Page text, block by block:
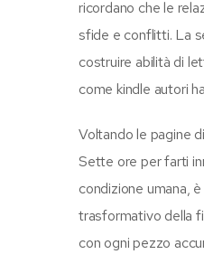
ricordano che le
sfide e conflitti. La
costruire abilità di
come kindle autori
Voltando le pagine
Sette ore per farti
condizione umana,
trasformativo della
con ogni pezzo